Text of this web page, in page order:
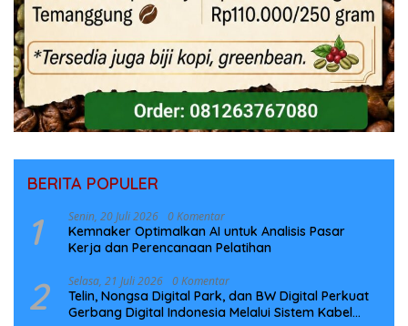
BERITA POPULER
1 Senin, 20 Juli 2026 0 Komentar
Kemnaker Optimalkan AI untuk Analisis Pasar
Kerja dan Perencanaan Pelatihan
2 Selasa, 21 Juli 2026 0 Komentar
Telin, Nongsa Digital Park, dan BW Digital Perkuat
Gerbang Digital Indonesia Melalui Sistem Kabel